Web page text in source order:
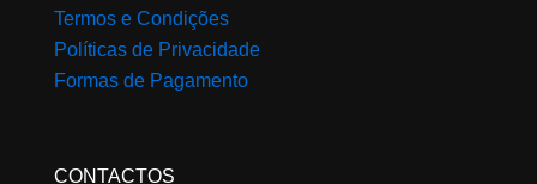
Termos e Condições
Políticas de Privacidade
Formas de Pagamento
CONTACTOS